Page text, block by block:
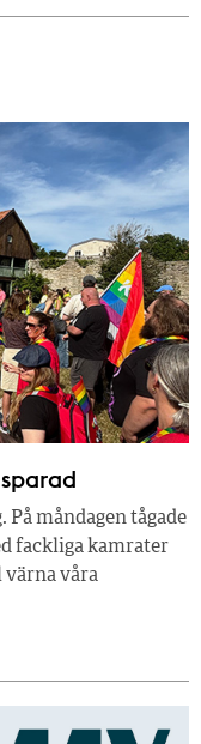
måndagen tågade
fackliga kamrater
våra